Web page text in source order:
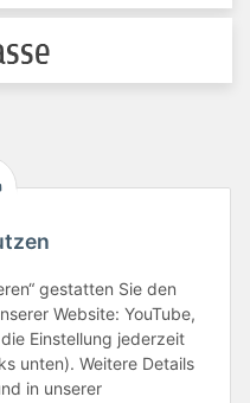
gestatten Sie den
Website: YouTube,
Einstellung jederzeit
unten). Weitere Details
in unserer